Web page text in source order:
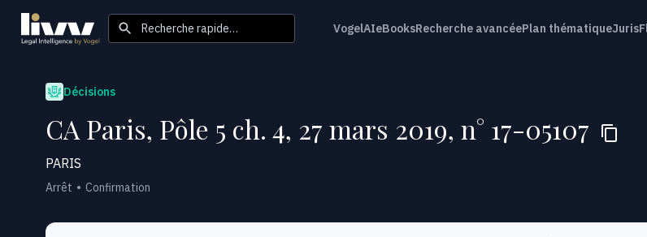
Recherche rapide… VogelAIeBooksRecherche avancéePlan thématique
Décisions
CA Paris, Pôle 5 ch. 4, 27 mars 2019, n° 17-05107
PARIS
Arrêt Confirmation